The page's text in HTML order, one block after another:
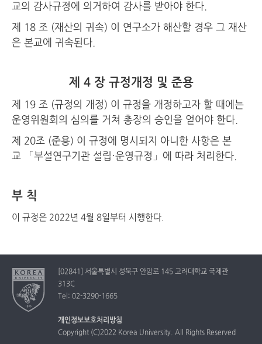
교의 감사규정에 의거하여 감사를 받아야 한다.
제 18 조 (재산의 귀속) 이 연구소가 해산할 경우 그 재산
은 본교에 귀속된다.
제 4 장 규정개정 및 준용
제 19 조 (규정의 개정) 이 규정을 개정하고자 할 때에는
운영위원회의 심의를 거쳐 총장의 승인을 얻어야 한다.
제 20조 (준용) 이 규정에 명시되지 아니한 사항은 본
교 「부설연구기관 설립·운영규정」에 따라 처리한다.
부 칙
이 규정은 2022년 4월 8일부터 시행한다.
[02841] 서울특별시 성북구 안암로 145 고려대학교 국제관
313C
Tel: 02-3290-1665
개인정보보호처리방침
Copyright (C)2022 Korea University. All Rights Reserved